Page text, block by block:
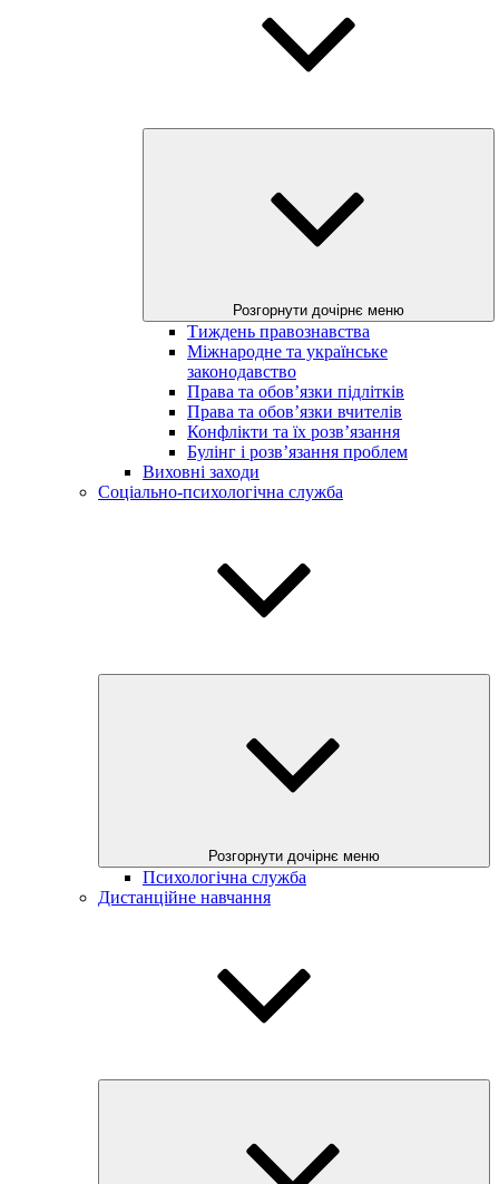
Розгорнути дочірнє меню
Тиждень правознавства
Міжнародне та українське
законодавство
Права та обов’язки підлітків
Права та обов’язки вчителів
Конфлікти та їх розв’язання
Булінг і розв’язання проблем
Виховні заходи
Соціально-психологічна служба
Розгорнути дочірнє меню
Психологічна служба
Дистанційне навчання